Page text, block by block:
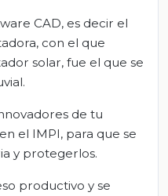
CAD, es decir el
con el que
solar, fue el que se
de tu
el IMPI, para que se
y protegerlos.
productivo y se